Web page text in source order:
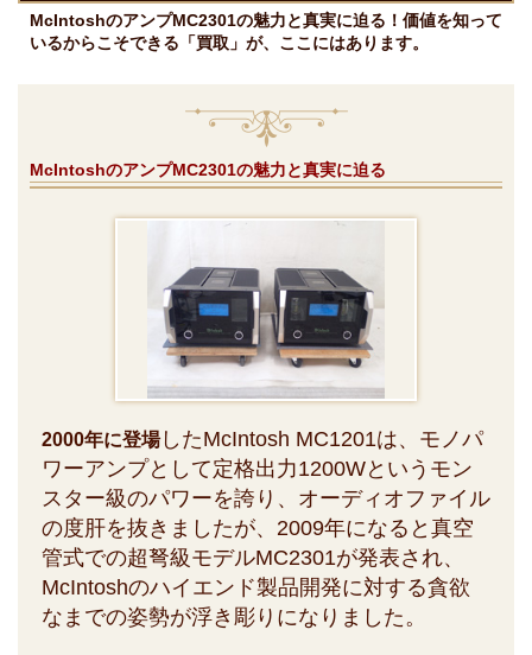
McIntoshのアンプMC2301の魅力と真実に迫る！価値を知って
いるからこそできる「買取」が、ここにはあります。
McIntoshのアンプMC2301の魅力と真実に迫る
2000年に登場したMcIntosh MC1201は、モノパ
ワーアンプとして定格出力1200Wというモン
スター級のパワーを誇り、オーディオファイル
の度肝を抜きましたが、2009年になると真空
管式での超弩級モデルMC2301が発表され、
McIntoshのハイエンド製品開発に対する貪欲
なまでの姿勢が浮き彫りになりました。